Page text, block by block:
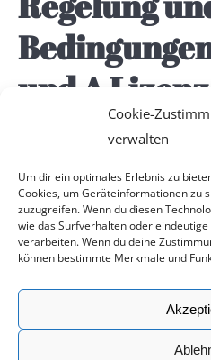
Cookie-
verwalten
Um dir ein optimales Erlebnis zu
Cookies, um Geräteinformationen zu
zuzugreifen. Wenn du diesen
wie das Surfverhalten oder
verarbeiten. Wenn du deine
können bestimmte Merkmale und
und A Lizenz